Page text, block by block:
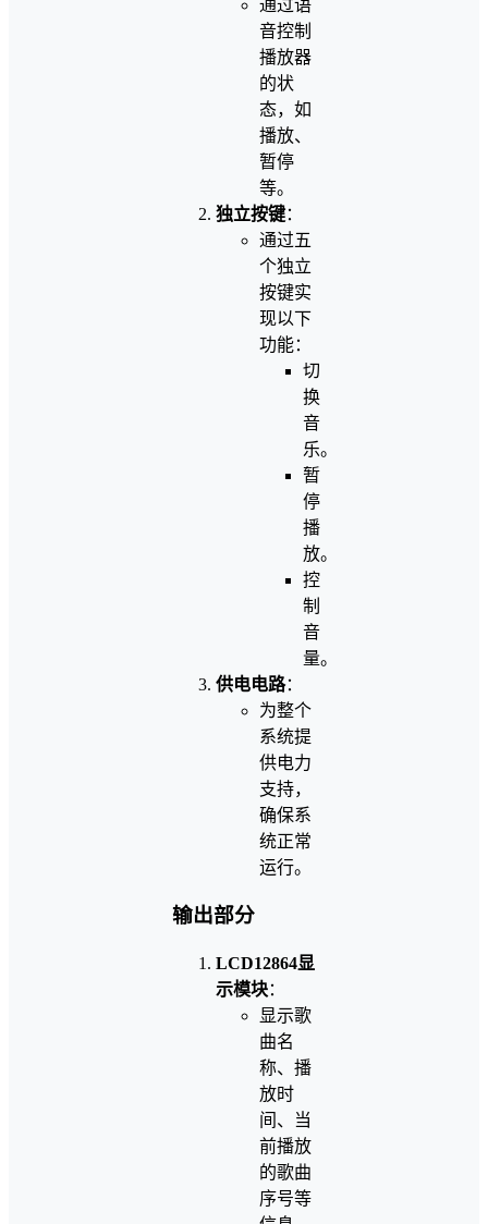
通过语
音控制
播放器
的状
态，如
播放、
暂停
等。
独立按键：
通过五
个独立
按键实
现以下
功能：
切
换
音
乐。
暂
停
播
放。
控
制
音
量。
供电电路：
为整个
系统提
供电力
支持，
确保系
统正常
运行。
输出部分
LCD12864显
示模块：
显示歌
曲名
称、播
放时
间、当
前播放
的歌曲
序号等